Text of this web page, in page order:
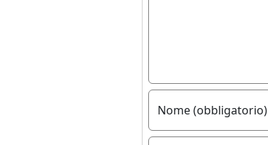
Nome (obbligatorio)